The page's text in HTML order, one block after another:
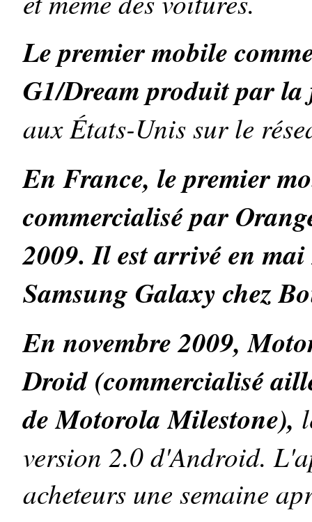
Le premier mobile
G1/Dream produit par
aux États-Unis sur le
En France, le premier
commercialisé par
2009. Il est arrivé en
Samsung Galaxy chez
En novembre 2009,
Droid (commercialisé
de Motorola Milestone),
version 2.0 d'Android.
acheteurs une semaine